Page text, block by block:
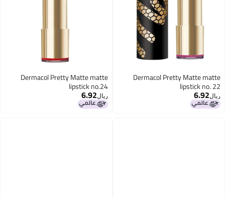
Dermacol Pretty Matte matte
lipstick no. 22
ريال6.92
Dermacol Pretty Matte matte
lipstick no.24
ريال6.92